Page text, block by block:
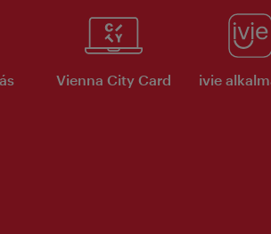
Vienna City Card ivie